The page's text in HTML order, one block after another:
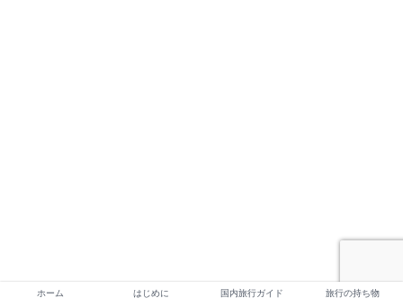
ホーム はじめに 国内旅行ガイド 旅行の持ち物